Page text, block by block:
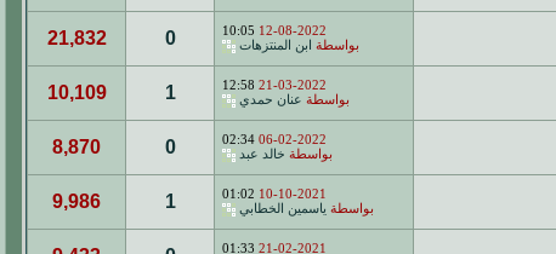
12-08-2022
10:05
بواسطة
ابن المنتزهات 0
21,832
21-03-2022
12:58
بواسطة عنان حمدي 1
10,109
06-02-2022
02:34
بواسطة خالد عبد 0
8,870
10-10-2021
01:02
بواسطة ياسمين الخطابي 1
9,986
21-02-2021
01:33